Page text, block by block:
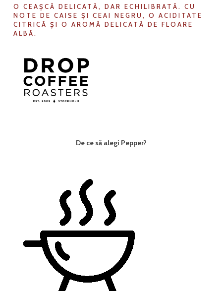
O CEAȘCĂ DELICATĂ, DAR ECHILIBRATĂ. CU
NOTE DE CAISE ȘI CEAI NEGRU, O ACIDITATE
CITRICĂ ȘI O AROMĂ DELICATĂ DE FLOARE
ALBĂ.
De ce să alegi Pepper?